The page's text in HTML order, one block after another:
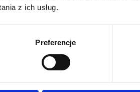
z ich usług.
Preferencje
PROCESAMI
Lean Six Sigma Yellow